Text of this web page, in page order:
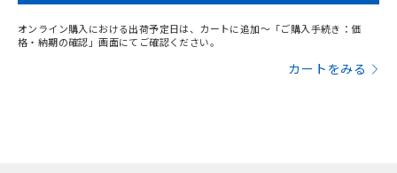
オンライン購入における出荷予定日は、カートに追加～「ご購入手続き：価
格・納期の確認」画面にてご確認ください。
カートをみる